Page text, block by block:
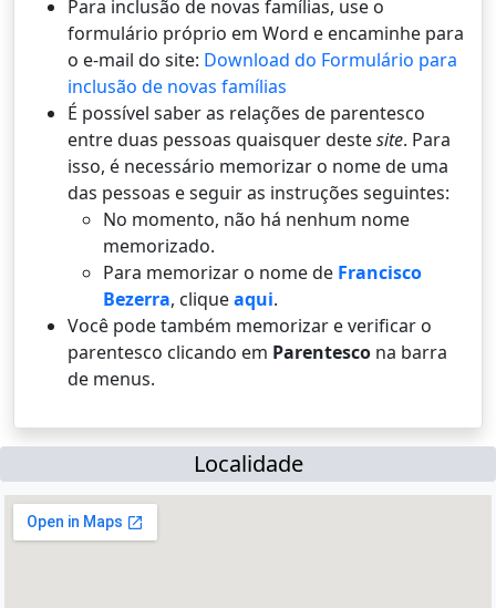
Para inclusão de novas famílias, use o
formulário próprio em Word e encaminhe para
o e-mail do site: Download do Formulário para
inclusão de novas famílias
É possí­vel saber as relações de parentesco
entre duas pessoas quaisquer destesite. Para
isso, é necessário memorizar o nome de uma
das pessoas e seguir as instruções seguintes:
No momento, não há nenhum nome
memorizado.
Para memorizar o nome de Francisco
Bezerra, cliqueaqui.
Você pode também memorizar e verificar o
parentesco clicando em Parentesco na barra
de menus.
Localidade